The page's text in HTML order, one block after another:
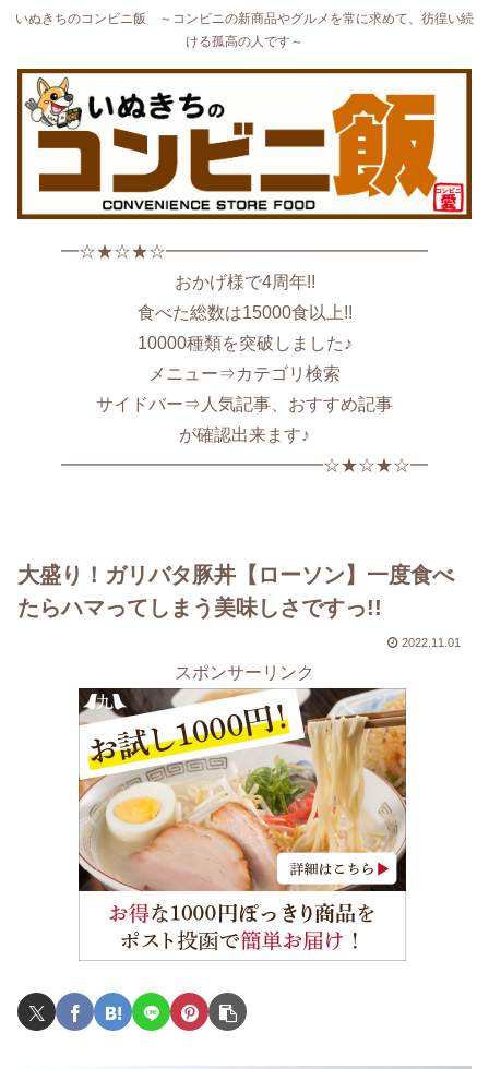
いぬきちのコンビニ飯 ～コンビニの新商品やグルメを常に求めて、彷徨い続
ける孤高の人です～
━☆★☆★☆━━━━━━━━━━━━━━━
おかげ様で4周年!!
食べた総数は15000食以上!!
10000種類を突破しました♪
メニュー⇒カテゴリ検索
サイドバー⇒人気記事、おすすめ記事
が確認出来ます♪
━━━━━━━━━━━━━━━☆★☆★☆━
大盛り！ガリバタ豚丼【ローソン】一度食べ
たらハマってしまう美味しさですっ!!
2022.11.01
スポンサーリンク